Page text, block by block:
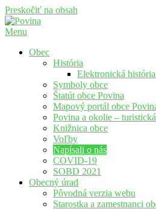
Preskočiť na obsah
Menu
Obec
História
Elektronická
Symboly obce
Štatút obce Povina
Mapový portál obce
Povina a okolie –
Knižnica obce
Voľby
Napísali o nás
COVID-19
SOBD 2021
Obecný úrad
Pôvodná verzia webu
Starostka a zamestnanci